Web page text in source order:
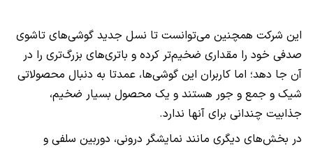
این شرکت همچنین می‌توانست تا نسل جدید گوشی‌های تاشوی
صدفی خود را مقداری ضخیم‌تر کرده و باتری‌های بزرگ‌تری را در
آن جا دهد؛ اما کاربران این گوشی‌ها، عمدتا به دنبال محصولاتی
شیک و جمع و جور هستند و یک محصول بسیار ضخیم،
جذابیت چندانی برای آنها ندارد.
در بخش‌های دیگری مانند نمایشگر درونی، دوربین سلفی و